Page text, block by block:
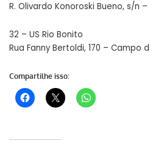
R. Olivardo Konoroski Bueno, s/n
32 – US Rio Bonito
Rua Fanny Bertoldi, 170 – Campo
Compartilhe isso: